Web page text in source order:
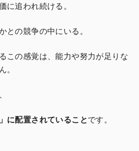
に追われ続ける。
との競争の中にいる。
この感覚は、能力や努力が足りな
。
に配置されていることです。